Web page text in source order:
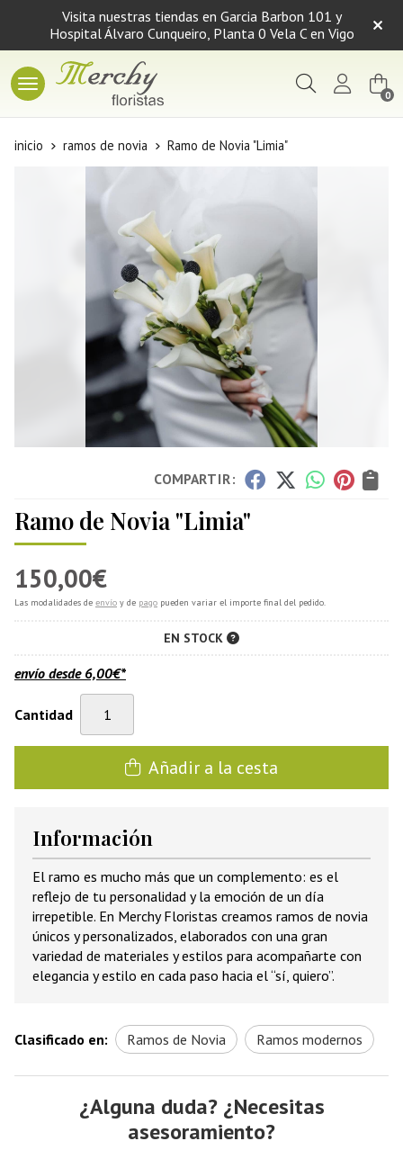
Visita nuestras tiendas en Garcia Barbon 101 y
Hospital Álvaro Cunqueiro, Planta 0 Vela C en Vigo
Buscar 0
inicio ramos de novia Ramo de Novia "Limia"
COMPARTIR:
Ramo de Novia "Limia"
150,00€
Las modalidades de envío y de pago pueden variar el importe final del pedido.
EN STOCK
envío desde 6,00€*
Cantidad
Añadir a la cesta
Información
El ramo es mucho más que un complemento: es el
reflejo de tu personalidad y la emoción de un día
irrepetible. En Merchy Floristas creamos ramos de novia
únicos y personalizados, elaborados con una gran
variedad de materiales y estilos para acompañarte con
elegancia y estilo en cada paso hacia el “sí, quiero”.
Clasificado en: Ramos de Novia Ramos modernos
¿Alguna duda? ¿Necesitas
asesoramiento?